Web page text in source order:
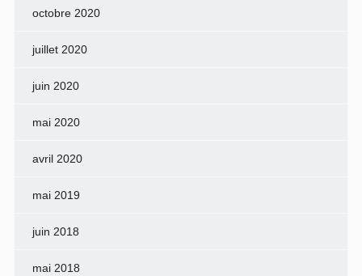
octobre 2020
juillet 2020
juin 2020
mai 2020
avril 2020
mai 2019
juin 2018
mai 2018